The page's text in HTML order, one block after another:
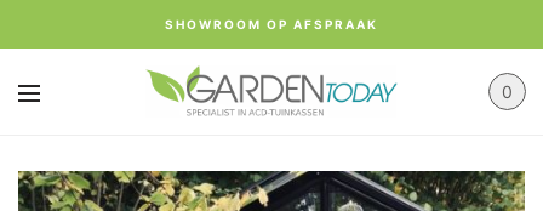
SHOWROOM OP AFSPRAAK
0